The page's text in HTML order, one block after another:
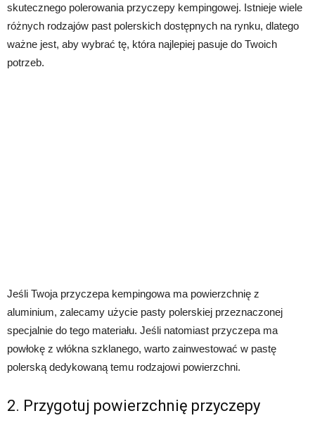
skutecznego polerowania przyczepy kempingowej. Istnieje wiele
różnych rodzajów past polerskich dostępnych na rynku, dlatego
ważne jest, aby wybrać tę, która najlepiej pasuje do Twoich
potrzeb.
Jeśli Twoja przyczepa kempingowa ma powierzchnię z
aluminium, zalecamy użycie pasty polerskiej przeznaczonej
specjalnie do tego materiału. Jeśli natomiast przyczepa ma
powłokę z włókna szklanego, warto zainwestować w pastę
polerską dedykowaną temu rodzajowi powierzchni.
2. Przygotuj powierzchnię przyczepy